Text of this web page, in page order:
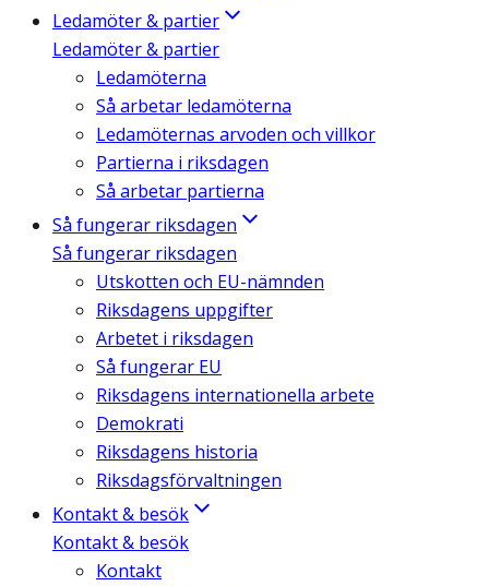
Ledamöter & partier
Ledamöter & partier
Ledamöterna
Så arbetar ledamöterna
Ledamöternas arvoden och villkor
Partierna i riksdagen
Så arbetar partierna
Så fungerar riksdagen
Så fungerar riksdagen
Utskotten och EU-nämnden
Riksdagens uppgifter
Arbetet i riksdagen
Så fungerar EU
Riksdagens internationella arbete
Demokrati
Riksdagens historia
Riksdagsförvaltningen
Kontakt & besök
Kontakt & besök
Kontakt